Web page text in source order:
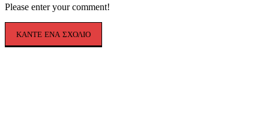
Please enter your comment!